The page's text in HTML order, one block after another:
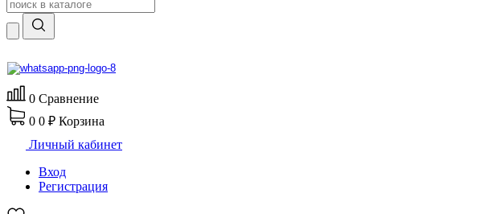
0 Сравнение
0 0 ₽ Корзина
Личный кабинет
Вход
Регистрация